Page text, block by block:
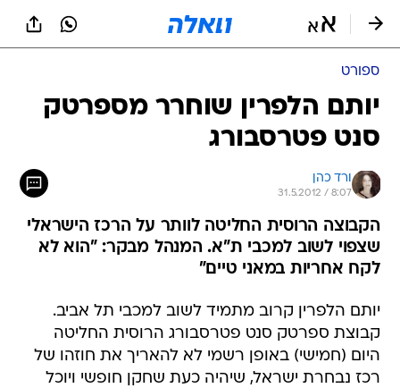
ספורט
יותם הלפרין שוחרר מספרטק
סנט פטרסבורג
ורד כהן
31.5.2012 / 8:07
הקבוצה הרוסית החליטה לוותר על הרכז הישראלי
שצפוי לשוב למכבי ת"א. המנהל מבקר: "הוא לא
לקח אחריות במאני טיים"
יותם הלפרין קרוב מתמיד לשוב למכבי תל אביב.
קבוצת ספרטק סנט פטרסבורג הרוסית החליטה
היום (חמישי) באופן רשמי לא להאריך את חוזהו של
רכז נבחרת ישראל, שיהיה כעת שחקן חופשי ויוכל